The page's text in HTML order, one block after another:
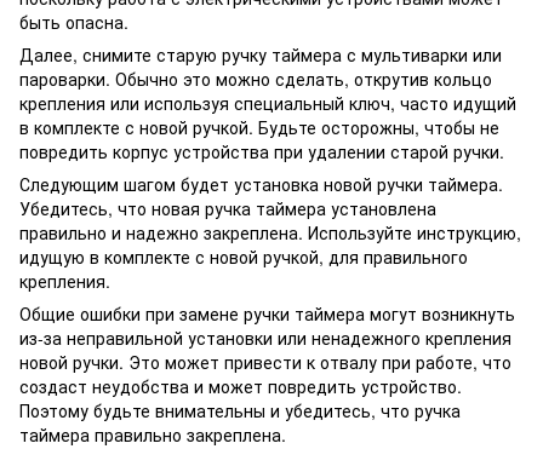
быть опасна.
Далее, снимите старую ручку таймера с мультиварки или
пароварки. Обычно это можно сделать, открутив кольцо
крепления или используя специальный ключ, часто идущий
в комплекте с новой ручкой. Будьте осторожны, чтобы не
повредить корпус устройства при удалении старой ручки.
Следующим шагом будет установка новой ручки таймера.
Убедитесь, что новая ручка таймера установлена ​​
правильно и надежно закреплена. Используйте инструкцию,
идущую в комплекте с новой ручкой, для правильного
крепления.
Общие ошибки при замене ручки таймера могут возникнуть
из-за неправильной установки или ненадежного крепления
новой ручки. Это может привести к отвалу при работе, что
создаст неудобства и может повредить устройство.
Поэтому будьте внимательны и убедитесь, что ручка
таймера правильно закреплена.